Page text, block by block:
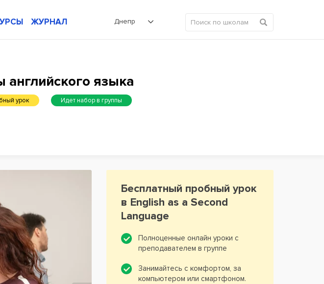
ЖУРНАЛ Днепр
английского языка
урок Идет набор в группы
Бесплатный пробный урок
в English as a Second
Language
Полноценные онлайн уроки с
преподавателем в группе
Занимайтесь с комфортом, за
компьютером или смартфоном.